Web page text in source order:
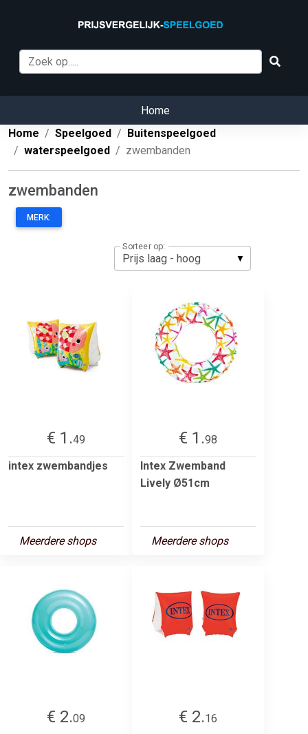
Home
Home
Speelgoed
Buitenspeelgoed
waterspeelgoed
zwembanden
zwembanden
MERK:
Sorteer op:
€ 1.49
intex zwembandjes
Meerdere shops
€ 1.98
Intex Zwemband
Lively Ø51cm
Meerdere shops
€ 2.09
€ 2.16